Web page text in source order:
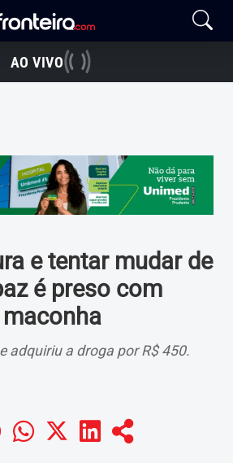
AO VIVO
e tentar mudar de
é preso com
adquiriu a droga por R$ 450.